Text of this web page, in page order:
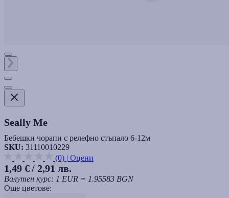
Seally Me
Бебешки чорапи с релефно стъпало 6-12м
SKU: 31110010229
(0) | Оцени
1,49 €/ 2,91 лв.
Валутен курс: 1 EUR = 1.95583 BGN
Още цветове: